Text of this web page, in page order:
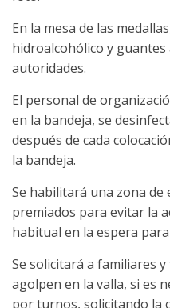
En la mesa de las
hidroalcohólico y guantes
autoridades.
El personal de
en la bandeja, se
después de cada
la bandeja.
Se habilitará una zona
premiados para evitar la
habitual en la espera
Se solicitará a familiares
agolpen en la valla, si es
por turnos, solicitando la